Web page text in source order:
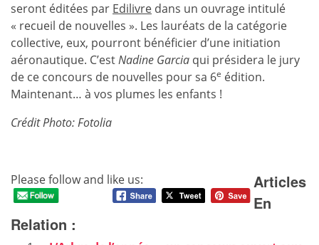
seront éditées par Edilivre dans un ouvrage intitulé
« recueil de nouvelles ». Les lauréats de la catégorie
collective, eux, pourront bénéficier d’une initiation
aéronautique. C’estNadine Garcia qui présidera le jury
de ce concours de nouvelles pour sa 6e édition.
Maintenant… à vos plumes les enfants !
Crédit Photo: Fotolia
Please follow and like us:
Articles
En
Relation :